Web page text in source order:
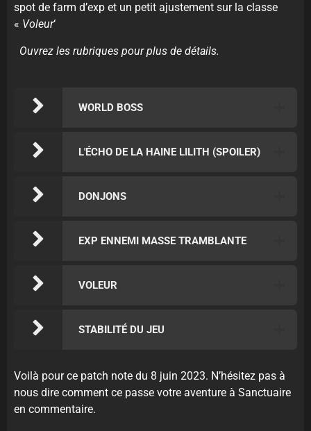
spot de farm d’exp et un petit ajustement sur la classe
« Voleur‘
Ouvrez les rubriques pour plus de détails.
WORLD BOSS
L'ÉCHO DE LA HAINE LILITH (SPOILER)
DONJONS
EXP ENNEMI MASSE TRAMBLANTE
VOLEUR
STABILITÉ DU JEU
Voilà pour ce patch note du 8 juin 2023. N’hésitez pas à
nous dire comment ce passe votre aventure à Sanctuaire
en commentaire.